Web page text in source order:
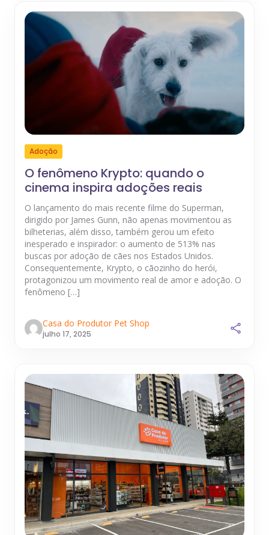
Adoção
O fenômeno Krypto: quando o
cinema inspira adoções reais
O lançamento do mais recente filme do Superman,
dirigido por James Gunn, não apenas movimentou as
bilheterias, além disso, também gerou um efeito
inesperado e inspirador: o aumento de 513% nas
buscas por adoção de cães nos Estados Unidos.
Consequentemente, Krypto, o cãozinho do herói,
protagonizou um movimento real de amor e adoção. O
fenômeno […]
Casa do Produtor Pet Shop
julho 17, 2025